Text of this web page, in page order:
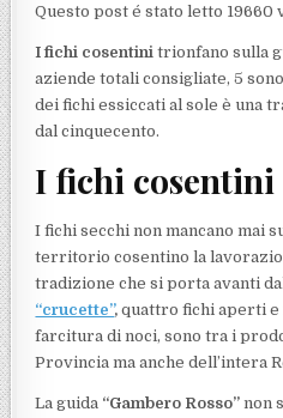
Questo post é stato letto 19660
I fichi cosentini trionfano sulla
aziende totali consigliate, 5
dei fichi essiccati al sole è una
dal cinquecento.
I fichi cosentini
I fichi secchi non mancano mai
territorio cosentino la
tradizione che si porta avanti
“crucette”, quattro fichi aperti e
farcitura di noci, sono tra i
Provincia ma anche dell’intera
La guida “Gambero Rosso” non